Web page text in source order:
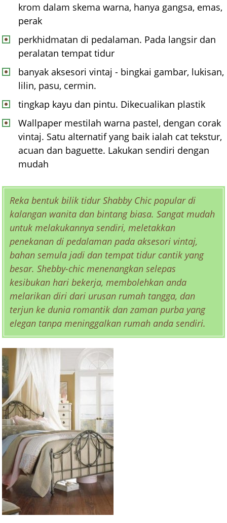
krom dalam skema warna, hanya gangsa, emas,
perak
perkhidmatan di pedalaman. Pada langsir dan
peralatan tempat tidur
banyak aksesori vintaj - bingkai gambar, lukisan,
lilin, pasu, cermin.
tingkap kayu dan pintu. Dikecualikan plastik
Wallpaper mestilah warna pastel, dengan corak
vintaj. Satu alternatif yang baik ialah cat tekstur,
acuan dan baguette. Lakukan sendiri dengan
mudah
Reka bentuk bilik tidur Shabby Chic popular di
kalangan wanita dan bintang biasa. Sangat mudah
untuk melakukannya sendiri, meletakkan
penekanan di pedalaman pada aksesori vintaj,
bahan semula jadi dan tempat tidur cantik yang
besar. Shebby-chic menenangkan selepas
kesibukan hari bekerja, membolehkan anda
melarikan diri dari urusan rumah tangga, dan
terjun ke dunia romantik dan zaman purba yang
elegan tanpa meninggalkan rumah anda sendiri.